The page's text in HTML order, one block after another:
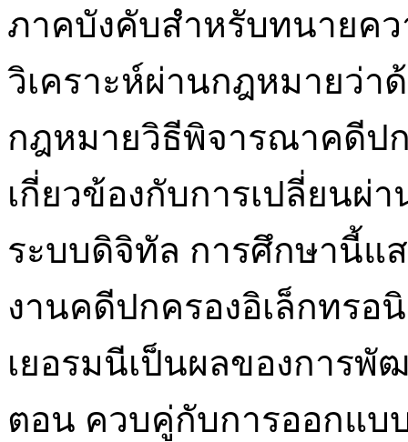
ภาคบังคับสำหรับทนายค
วิเคราะห์ผ่านกฎหมายว่า
กฎหมายวิธีพิจารณาคดีป
เกี่ยวข้องกับการเปลี่ยนผ่
ระบบดิจิทัล การศึกษานี้แ
งานคดีปกครองอิเล็กทร
เยอรมนีเป็นผลของการ
ตอน ควบคู่กับการออกแบ